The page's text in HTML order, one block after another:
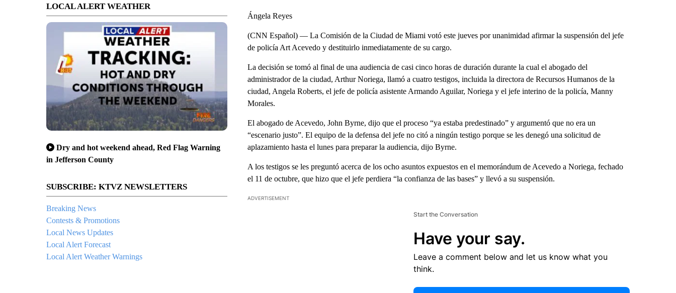
LOCAL ALERT WEATHER
Dry and hot weekend ahead, Red Flag Warning
in Jefferson County
SUBSCRIBE: KTVZ NEWSLETTERS
Breaking News
Contests & Promotions
Local News Updates
Local Alert Forecast
Local Alert Weather Warnings
Ángela Reyes
(CNN Español) — La Comisión de la Ciudad de Miami votó este jueves por unanimidad afirmar la suspensión del jefe
de policía Art Acevedo y destituirlo inmediatamente de su cargo.
La decisión se tomó al final de una audiencia de casi cinco horas de duración durante la cual el abogado del
administrador de la ciudad, Arthur Noriega, llamó a cuatro testigos, incluida la directora de Recursos Humanos de la
ciudad, Angela Roberts, el jefe de policía asistente Armando Aguilar, Noriega y el jefe interino de la policía, Manny
Morales.
El abogado de Acevedo, John Byrne, dijo que el proceso “ya estaba predestinado” y argumentó que no era un
“escenario justo”. El equipo de la defensa del jefe no citó a ningún testigo porque se les denegó una solicitud de
aplazamiento hasta el lunes para preparar la audiencia, dijo Byrne.
A los testigos se les preguntó acerca de los ocho asuntos expuestos en el memorándum de Acevedo a Noriega, fechado
el 11 de octubre, que hizo que el jefe perdiera “la confianza de las bases” y llevó a su suspensión.
ADVERTISEMENT
Start the Conversation
Have your say.
Leave a comment below and let us know what you
think.